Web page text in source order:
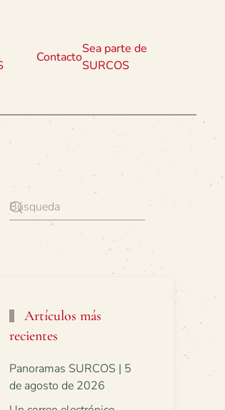
Contacto
Sea parte de
SURCOS
Artículos más
recientes
Panoramas SURCOS | 5
de agosto de 2026